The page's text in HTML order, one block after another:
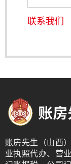
联系我们
账房先生（山西
业执照代办、营